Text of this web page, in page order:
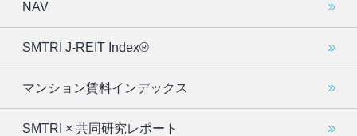
NAV
SMTRI J-REIT Index®
マンション賃料インデックス
SMTRI × 共同研究レポート